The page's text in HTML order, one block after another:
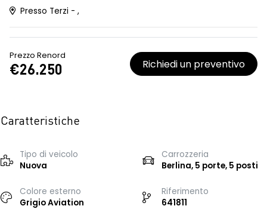
Presso Terzi - ,
Prezzo Renord
€26.250 Richiedi un preventivo
Caratteristiche
Tipo di veicolo
Nuova
Carrozzeria
Berlina, 5 porte, 5 posti
Colore esterno
Grigio Aviation
Riferimento
641811